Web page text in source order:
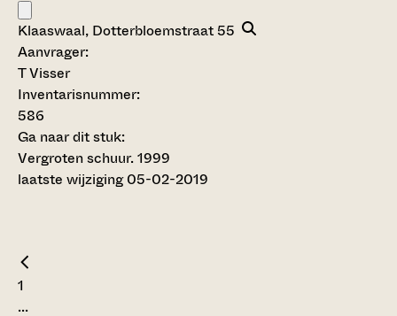
Klaaswaal, Dotterbloemstraat 55
Aanvrager:
T Visser
Inventarisnummer:
586
Ga naar dit stuk:
Vergroten schuur. 1999
laatste wijziging 05-02-2019
1
...